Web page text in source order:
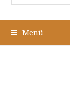
Menü